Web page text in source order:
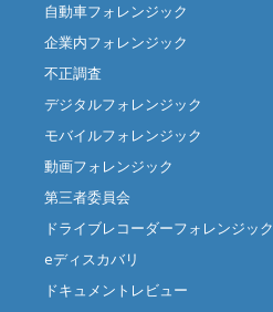
自動車フォレンジック
企業内フォレンジック
不正調査
デジタルフォレンジック
モバイルフォレンジック
動画フォレンジック
第三者委員会
ドライブレコーダーフォレンジック
eディスカバリ
ドキュメントレビュー